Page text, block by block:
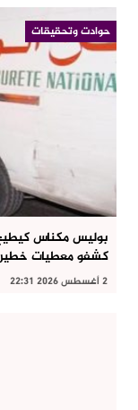
حوادت وتحقيقات
بوليس مكناس
كشفو معطيات
2 أغسطس 2026 22:31